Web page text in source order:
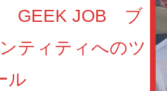
GEEK JOB ブ
ティティへのツ
ル